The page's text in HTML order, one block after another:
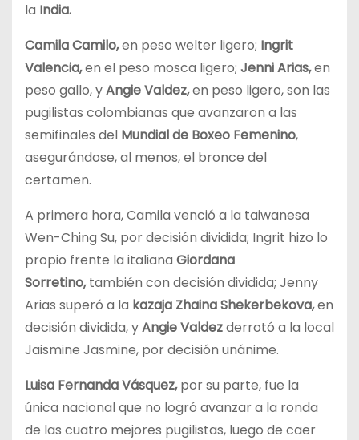
la India.
Camila Camilo,en peso welter ligero; Ingrit
Valencia,en el peso mosca ligero; Jenni Arias,en
peso gallo, yAngie Valdez,en peso ligero, son las
pugilistas colombianas que avanzaron a las
semifinales del Mundial de Boxeo Femenino,
asegurándose, al menos, el bronce del
certamen.
A primera hora, Camila venció a la taiwanesa
Wen-Ching Su, por decisión dividida; Ingrit hizo lo
propio frente la italiana Giordana
Sorretino,también con decisión dividida; Jenny
Arias superó a la kazaja Zhaina Shekerbekova,en
decisión dividida, yAngie Valdezderrotó a la local
Jaismine Jasmine, por decisión unánime.
Luisa Fernanda Vásquez,por su parte, fue la
única nacional que no logró avanzar a la ronda
de las cuatro mejores pugilistas, luego de caer